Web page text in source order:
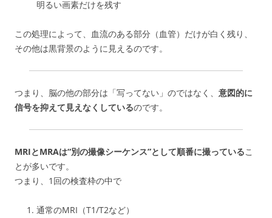
明るい画素だけを残す
この処理によって、血流のある部分（血管）だけが白く残り、
その他は黒背景のように見えるのです。
つまり、脳の他の部分は「写ってない」のではなく、 意図的に
信号を抑えて見えなくしているのです。
MRIとMRAは“別の撮像シーケンス”として順番に撮っているこ
とが多いです。
つまり、1回の検査枠の中で
通常のMRI（T1/T2など）